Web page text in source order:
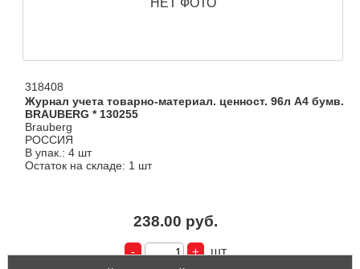
НЕТ ФОТО
318408
Журнал учета товарно-материал. ценност. 96л А4 бумв.
BRAUBERG * 130255
Brauberg
РОССИЯ
В упак.: 4 шт
Остаток на складе: 1 шт
238.00 руб.
шт